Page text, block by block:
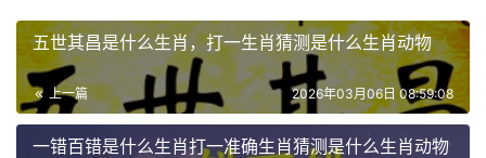
五世其昌是什么生肖，打一生肖猜测是什么生肖动物
上一篇 2026年03月06日 08:59:08
一错百错是什么生肖打一准确生肖猜测是什么生肖动物